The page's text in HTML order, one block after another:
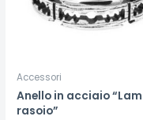
Accessori
Anello in acciaio
rasoio”